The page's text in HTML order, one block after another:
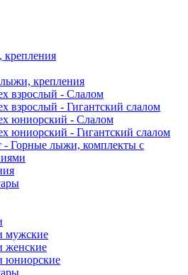
крепления
взрослый - Слалом
взрослый - Гигантский слалом
юниорский - Слалом
юниорский - Гигантский слалом
- Горные лыжи, комплекты с
мужские
женские
юниорские